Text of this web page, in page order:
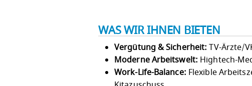
WAS WIR IHNEN BIETEN
Vergütung & Sicherheit: TV-Ärzte/
Moderne Arbeitswelt: Hightech-
Work-Life-Balance: Flexible